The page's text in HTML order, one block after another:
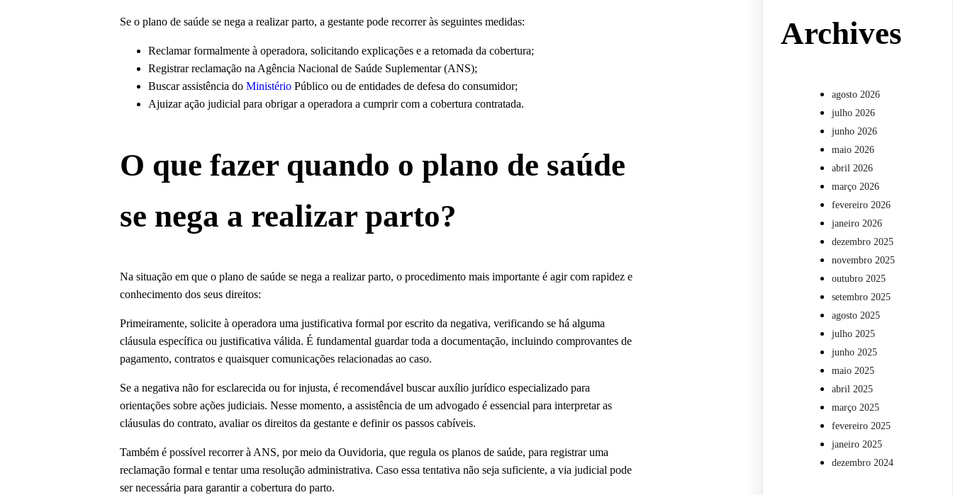
Se o plano de saúde se nega a realizar parto, a gestante pode recorrer às seguintes medidas:
Reclamar formalmente à operadora, solicitando explicações e a retomada da cobertura;
Registrar reclamação na Agência Nacional de Saúde Suplementar (ANS);
Buscar assistência doMinistério Público ou de entidades de defesa do consumidor;
Ajuizar ação judicial para obrigar a operadora a cumprir com a cobertura contratada.
O que fazer quando o plano de saúde
se nega a realizar parto?
Na situação em que o plano de saúde se nega a realizar parto, o procedimento mais importante é agir com rapidez e
conhecimento dos seus direitos:
Primeiramente, solicite à operadora uma justificativa formal por escrito da negativa, verificando se há alguma
cláusula específica ou justificativa válida. É fundamental guardar toda a documentação, incluindo comprovantes de
pagamento, contratos e quaisquer comunicações relacionadas ao caso.
Se a negativa não for esclarecida ou for injusta, é recomendável buscar auxílio jurídico especializado para
orientações sobre ações judiciais. Nesse momento, a assistência de um advogado é essencial para interpretar as
cláusulas do contrato, avaliar os direitos da gestante e definir os passos cabíveis.
Também é possível recorrer à ANS, por meio da Ouvidoria, que regula os planos de saúde, para registrar uma
reclamação formal e tentar uma resolução administrativa. Caso essa tentativa não seja suficiente, a via judicial pode
ser necessária para garantir a cobertura do parto.
Archives
agosto 2026
julho 2026
junho 2026
maio 2026
abril 2026
março 2026
fevereiro 2026
janeiro 2026
dezembro 2025
novembro 2025
outubro 2025
setembro 2025
agosto 2025
julho 2025
junho 2025
maio 2025
abril 2025
março 2025
fevereiro 2025
janeiro 2025
dezembro 2024